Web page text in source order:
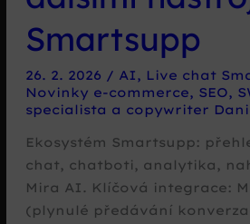
Smartsupp
26. 2. 2026 / AI, Live chat
Novinky e-commerce, SEO,
specialista a copywriter
Ekosystém Smartsupp:
chat, chatboti, analytika,
Mira AI. Klíčová integrace:
(plynulé předávání